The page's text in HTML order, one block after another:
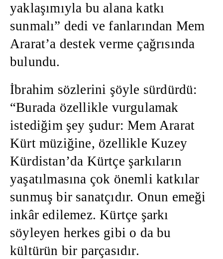
yaklaşımıyla bu alana katkı
sunmalı” dedi ve fanlarından Mem
Ararat’a destek verme çağrısında
bulundu.
İbrahim sözlerini şöyle sürdürdü:
“Burada özellikle vurgulamak
istediğim şey şudur: Mem Ararat
Kürt müziğine, özellikle Kuzey
Kürdistan’da Kürtçe şarkıların
yaşatılmasına çok önemli katkılar
sunmuş bir sanatçıdır. Onun emeği
inkâr edilemez. Kürtçe şarkı
söyleyen herkes gibi o da bu
kültürün bir parçasıdır.